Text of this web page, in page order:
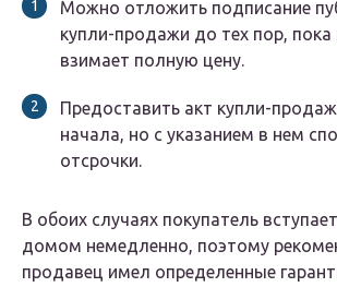
Можно отложить подписание
купли-продажи до тех пор, пока
взимает полную цену.
Предоставить акт купли-
начала, но с указанием в нем
отсрочки.
В обоих случаях покупатель
домом немедленно, поэтому
продавец имел определенные